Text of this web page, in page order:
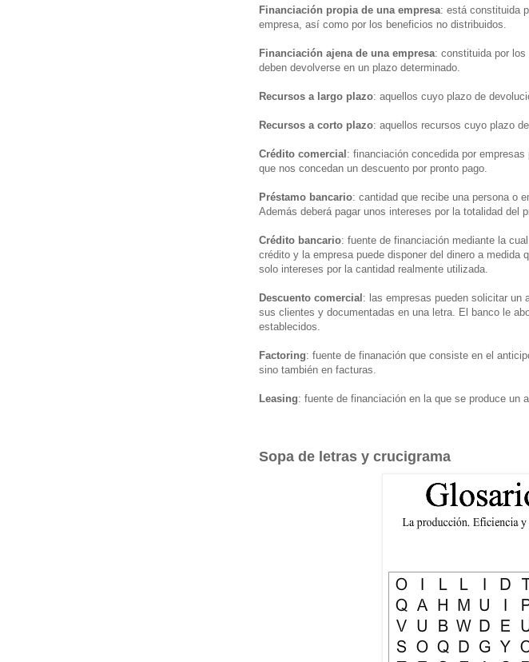
Financiación propia de una empresa: está constituida
empresa, así como por los beneficios no distribuidos.
Financiación ajena de una empresa: constituida por los
deben devolverse en un plazo determinado.
Recursos a largo plazo: aquellos cuyo plazo de
Recursos a corto plazo: aquellos recursos cuyo plazo
Crédito comercial : financiación concedida por
que nos concedan un descuento por pronto pago.
Préstamo bancario: cantidad que recibe una persona o
Además deberá pagar unos intereses por la totalidad del
Crédito bancario: fuente de financiación mediante la
crédito y la empresa puede disponer del dinero a
solo intereses por la cantidad realmente utilizada.
Descuento comercial : las empresas pueden solicitar un
sus clientes y documentadas en una letra. El banco le
establecidos.
Factoring: fuente de finanación que consiste en el
sino también en facturas.
Leasing: fuente de financiación en la que se produce un
Sopa de letras y crucigrama